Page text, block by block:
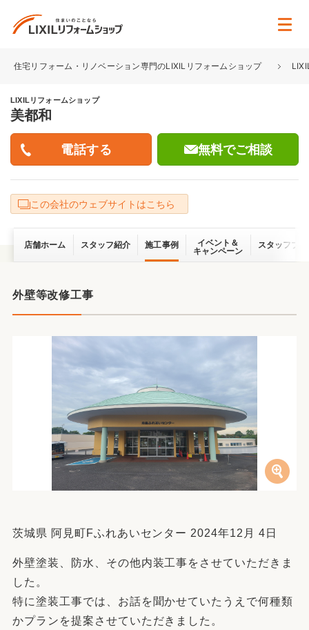
住宅リフォーム・リノベーション専門のLIXILリフォームショップ
LIXILリフォームショップ
美都和
無料でご相談
この会社のウェブサイトはこちら
店舗ホーム スタッフ紹介 施工事例
イベント＆
キャンペーン
スタッフブ
外壁等改修工事
茨城県 阿見町Fふれあいセンター 2024年12月 4日
外壁塗装、防水、その他内装工事をさせていただきま
した。
特に塗装工事では、お話を聞かせていたうえで何種類
かプランを提案させていただきました。